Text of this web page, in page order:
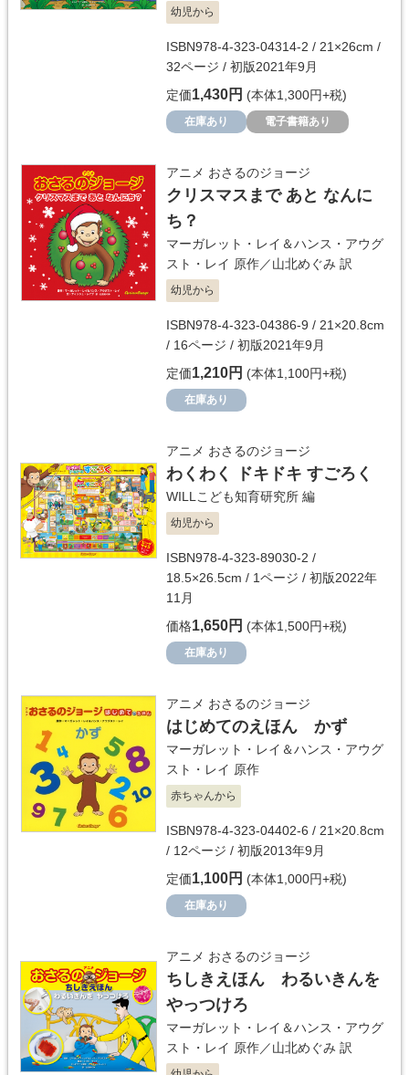
幼児から
ISBN978-4-323-04314-2 / 21×26cm /
32ページ / 初版2021年9月
定価1,430円 (本体1,300円+税)
在庫あり 電子書籍あり
アニメ おさるのジョージ
クリスマスまで あと なんに
ち？
マーガレット・レイ＆ハンス・アウグ
スト・レイ 原作／山北めぐみ 訳
幼児から
ISBN978-4-323-04386-9 / 21×20.8cm
/ 16ページ / 初版2021年9月
定価1,210円 (本体1,100円+税)
在庫あり
アニメ おさるのジョージ
わくわく ドキドキ すごろく
WILLこども知育研究所 編
幼児から
ISBN978-4-323-89030-2 /
18.5×26.5cm / 1ページ / 初版2022年
11月
価格1,650円 (本体1,500円+税)
在庫あり
アニメ おさるのジョージ
はじめてのえほん かず
マーガレット・レイ＆ハンス・アウグ
スト・レイ 原作
赤ちゃんから
ISBN978-4-323-04402-6 / 21×20.8cm
/ 12ページ / 初版2013年9月
定価1,100円 (本体1,000円+税)
在庫あり
アニメ おさるのジョージ
ちしきえほん わるいきんを
やっつけろ
マーガレット・レイ＆ハンス・アウグ
スト・レイ 原作／山北めぐみ 訳